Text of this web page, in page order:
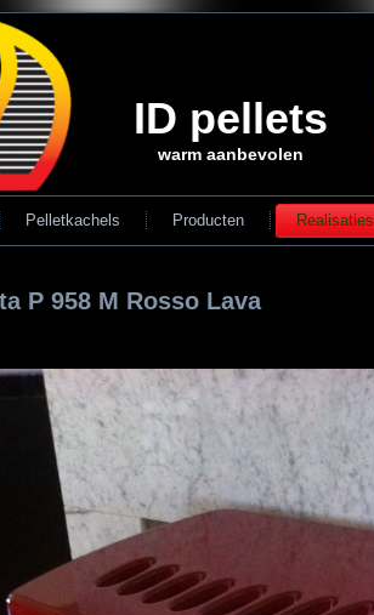
ID pellets
warm aanbevolen
Pelletkachels Producten Realisaties
P 958 M Rosso Lava